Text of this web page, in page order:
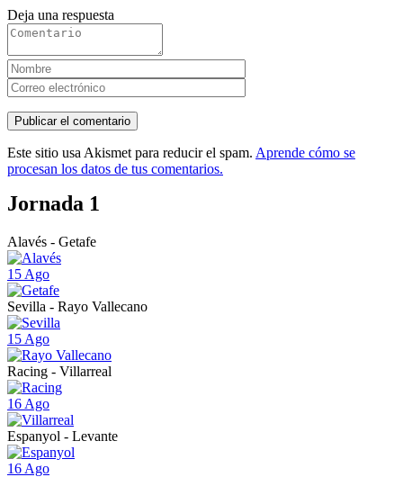
Deja una respuesta
Este sitio usa Akismet para reducir el spam. Aprende cómo se
procesan los datos de tus comentarios.
Jornada 1
Alavés - Getafe
15 Ago
Sevilla - Rayo Vallecano
15 Ago
Racing - Villarreal
16 Ago
Espanyol - Levante
16 Ago